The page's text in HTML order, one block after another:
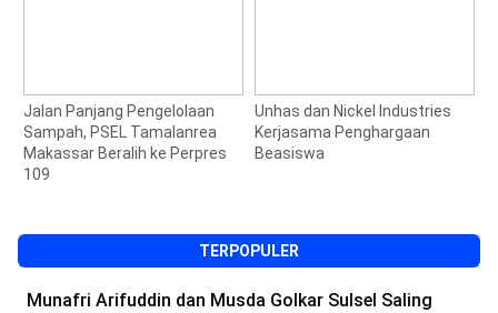
Jalan Panjang Pengelolaan
Sampah, PSEL Tamalanrea
Makassar Beralih ke Perpres
109
Unhas dan Nickel Industries
Kerjasama Penghargaan
Beasiswa
TERPOPULER
Munafri Arifuddin dan Musda Golkar Sulsel Saling